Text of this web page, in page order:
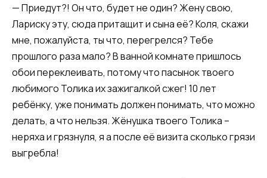
— Приедут?! Он что, будет не один? Жену свою,
Лариску эту, сюда притащит и сына её? Коля, скажи
мне, пожалуйста, ты что, перегрелся? Тебе
прошлого раза мало? В ванной комнате пришлось
обои переклеивать, потому что пасынок твоего
любимого Толика их зажигалкой сжег! 10 лет
ребёнку, уже понимать должен понимать, что можно
делать, а что нельзя. Жёнушка твоего Толика –
неряха и грязнуля, я а после её визита сколько грязи
выгребла!